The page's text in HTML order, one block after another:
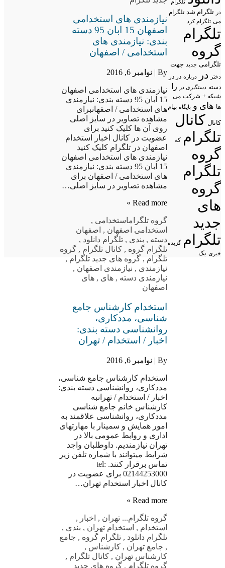
نیازمندی های استخدامی
اصفهان 15 ابان 95 دسته
بندی: نیازمندی های
استخدامی / اصفهان
By | نوامبر 6, 2016
نیازمندی های استخدامی اصفهان
15 ابان 95 دسته بندی: نیازمندی
های استخدامی / اصفهانبرای
مشاهده تصاویر در سایز اصلی
روی آن ها کلیک کنید برای
عضویت در کانال اخبار استخدام
اصفهان در تلگرام کلیک کنید
نیازمندی های استخدامی اصفهان
15 ابان 95 دسته بندی: نیازمندی
های استخدامی / اصفهان برای
مشاهده تصاویر در سایز اصلی…
Read more »
گروه تلگراماستخدامی ,
استخدامی اصفهان , اصفهان
دسته , بندی , تلگرام دانلود ,
تلگرام گروه , کانال تلگرام , گروه
تلگرام , گروه های جدید تلگرام ,
نیازمندی , نیازمندی اصفهان ,
نیازمندی دسته , های , های
اصفهان
استخدام کارشناس جامع
شناسی، مددکاری،
روانشناسی دسته بندی:
اخبار / استخدام / تهران
By | نوامبر 6, 2016
استخدام کارشناس جامع شناسی،
مددکاری، روانشناسی دسته بندی:
اخبار / استخدام / تهرانبه
کارشناس خانم جامع شناسی
مددکاری، روانشناسی علاقمند به
امور همایش و سمینار با مهارتهای
اداری و روابط عمومی بالا در
تهران نیازمندیم. داوطلبان واجد
شرایط میتوانند با شماره تلفن زیر
تماس برقرار کنند. tel:
02144253000 برای عضویت در
کانال اخبار استخدام تهران…
Read more »
گروه تلگرام... تهران , اخبار ,
استخدام , استخدام تهران , بندی ,
تلگرام دانلود , تلگرام گروه , جامع
, جامع تهران , کارشناس ,
کارشناس تهران , کانال تلگرام ,
گروه تلگرام , گروه های جدید
تلگرام
در تلگرام شد تلگرام
می تلگرام کرد
تلگرام
گروه
تلگرامی جدید جهت
دختر در درباره در در
دسته دستگیری در را
شبکه + شرکت می
ها های و پایگاه پیام
کانال کانال
تلگرام که
گروه
تلگرام
گروه
های
جدید
تلگرام گزیده
خبری یک